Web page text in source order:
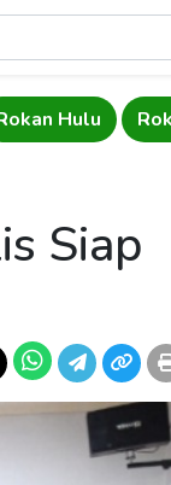
Hulu
Siap